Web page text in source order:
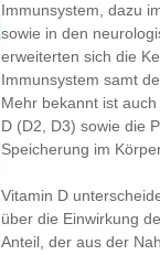
Immunsystem, dazu
sowie in den
erweiterten sich die
Immunsystem samt
Mehr bekannt ist
D (D2, D3) sowie die
Speicherung im
Vitamin D
über die Einwirkung
Anteil, der aus der